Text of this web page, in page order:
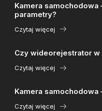
Kamera samochodowa
parametry?
Czytaj więcej
Czy wideorejestrator
Czytaj więcej
Kamera samochodowa
Czytaj więcej